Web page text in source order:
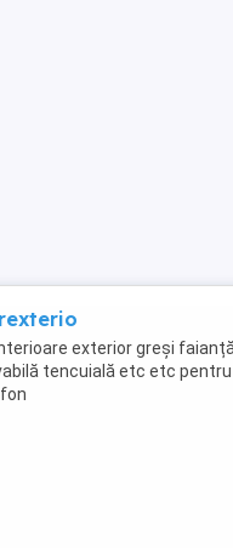
exterior greși
tencuială etc etc